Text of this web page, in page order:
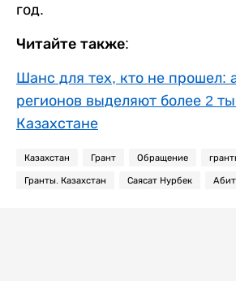
год.
Читайте также:
Шанс для тех, кто не прошел:
регионов выделяют более 2
Казахстане
Казахстан Грант Обращение
Гранты. Казахстан Саясат Нурбек